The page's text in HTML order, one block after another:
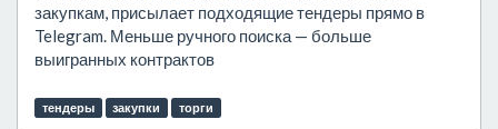
закупкам, присылает подходящие тендеры прямо в
Telegram. Меньше ручного поиска — больше
выигранных контрактов
тендеры закупки торги